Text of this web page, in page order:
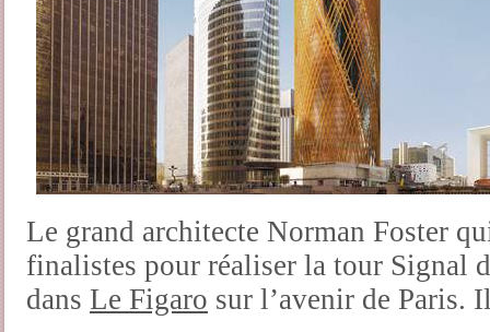
Le grand architecte Norman Foster
finalistes pour réaliser la tour Signal
dans Le Figaro sur l’avenir de Paris.